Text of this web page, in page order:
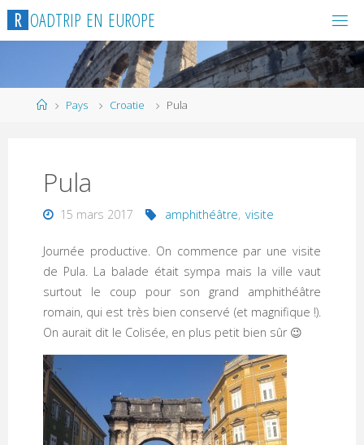
R OADTRIP EN EUROPE
Pays Croatie Pula
Pula
15 mars 2017 amphithéâtre, visite
Journée productive. On commence par une visite
de Pula. La balade était sympa mais la ville vaut
surtout le coup pour son grand amphithéâtre
romain, qui est très bien conservé (et magnifique !).
On aurait dit le Colisée, en plus petit bien sûr 😉